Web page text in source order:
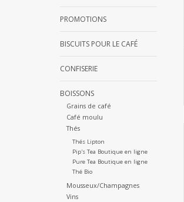
PROMOTIONS
BISCUITS POUR LE CAFÉ
CONFISERIE
BOISSONS
Grains de café
Café moulu
Thés
Thés Lipton
Pip's Tea Boutique en ligne
Pure Tea Boutique en ligne
Thé Bio
Mousseux/Champagnes
Vins